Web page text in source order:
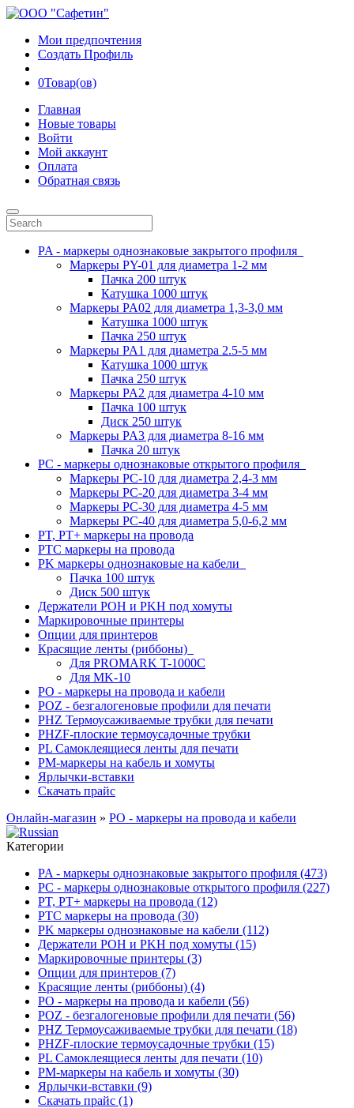
Мои предпочтения
Создать Профиль
0Товар(ов)
Главная
Новые товары
Войти
Мой аккаунт
Оплата
Обратная связь
PA - маркеры однознаковые закрытого профиля
Маркеры PY-01 для диаметра 1-2 мм
Пачка 200 штук
Катушка 1000 штук
Маркеры PA02 для диаметра 1,3-3,0 мм
Катушка 1000 штук
Пачка 250 штук
Маркеры PA1 для диаметра 2.5-5 мм
Катушка 1000 штук
Пачка 250 штук
Маркеры PA2 для диаметра 4-10 мм
Пачка 100 штук
Диск 250 штук
Маркеры PA3 для диаметра 8-16 мм
Пачка 20 штук
PC - маркеры однознаковые открытого профиля
Маркеры PC-10 для диаметра 2,4-3 мм
Маркеры PC-20 для диаметра 3-4 мм
Маркеры PC-30 для диаметра 4-5 мм
Маркеры PC-40 для диаметра 5,0-6,2 мм
PT, PT+ маркеры на провода
PTC маркеры на провода
PK маркеры однознаковые на кабели
Пачка 100 штук
Диск 500 штук
Держатели POH и PKH под хомуты
Маркировочные принтеры
Опции для принтеров
Красящие ленты (риббоны)
Для PROMARK T-1000C
Для MK-10
PO - маркеры на провода и кабели
POZ - безгалогеновые профили для печати
PHZ Термоусаживаемые трубки для печати
PHZF-плоские термоусадочные трубки
PL Самоклеящиеся ленты для печати
PM-маркеры на кабель и хомуты
Ярлычки-вставки
Скачать прайс
Онлайн-магазин » PO - маркеры на провода и кабели
Категории
PA - маркеры однознаковые закрытого профиля (473)
PC - маркеры однознаковые открытого профиля (227)
PT, PT+ маркеры на провода (12)
PTC маркеры на провода (30)
PK маркеры однознаковые на кабели (112)
Держатели POH и PKH под хомуты (15)
Маркировочные принтеры (3)
Опции для принтеров (7)
Красящие ленты (риббоны) (4)
PO - маркеры на провода и кабели (56)
POZ - безгалогеновые профили для печати (56)
PHZ Термоусаживаемые трубки для печати (18)
PHZF-плоские термоусадочные трубки (15)
PL Самоклеящиеся ленты для печати (10)
PM-маркеры на кабель и хомуты (30)
Ярлычки-вставки (9)
Скачать прайс (1)